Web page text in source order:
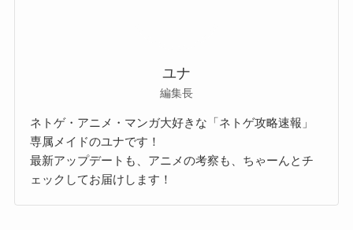
ユナ
編集長
ネトゲ・アニメ・マンガ大好きな「ネトゲ攻略速報」
専属メイドのユナです！
最新アップデートも、アニメの考察も、ちゃーんとチ
ェックしてお届けします！